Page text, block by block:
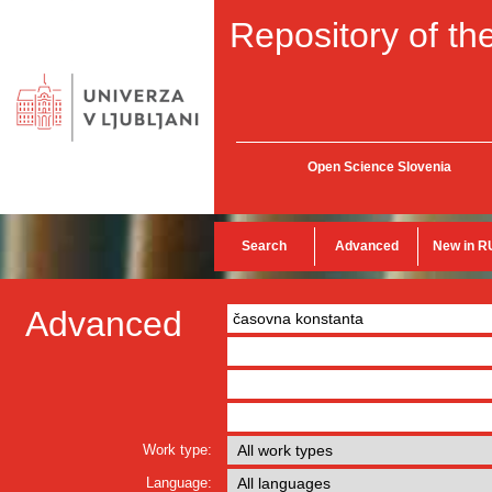
Repository of
Open Science Slovenia
Search Advanced New in
Advanced
Work type:
Language: